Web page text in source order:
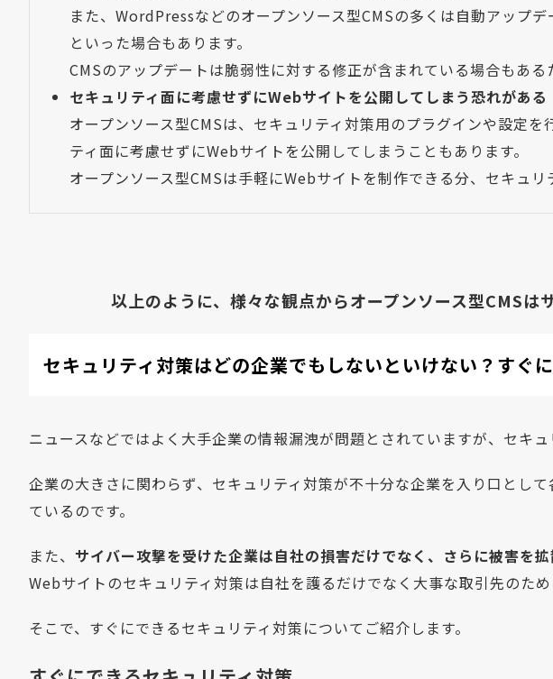
また、WordPressなどのオープンソース型CMSの多くは自動アップ
といった場合もあります。
CMSのアップデートは脆弱性に対する修正が含まれている場合もある
セキュリティ面に考慮せずにWebサイトを公開してしまう恐れがある
オープンソース型CMSは、セキュリティ対策用のプラグインや設定
ティ面に考慮せずにWebサイトを公開してしまうこともあります。
オープンソース型CMSは手軽にWebサイトを制作できる分、セキュ
以上のように、様々な観点からオープンソース型CMSは
セキュリティ対策はどの企業でもしないといけない？すぐ
ニュースなどではよく大手企業の情報漏洩が問題とされていますが、セキ
企業の大きさに関わらず、セキュリティ対策が不十分な企業を入り口とし
ているのです。
また、 サイバー攻撃を受けた企業は自社の損害だけでなく、さらに被害を
Webサイトのセキュリティ対策は自社を護るだけでなく大事な取引先のた
そこで、すぐにできるセキュリティ対策についてご紹介します。